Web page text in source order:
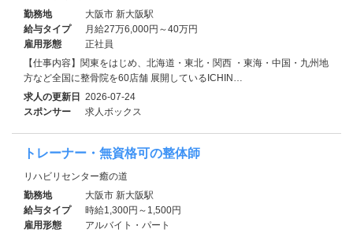
勤務地
大阪市 新大阪駅
給与タイプ
月給27万6,000円～40万円
雇用形態
正社員
【仕事内容】関東をはじめ、北海道・東北・関西 ・東海・中国・九州地
方など全国に整骨院を60店舗 展開しているICHIN…
求人の更新日 2026-07-24
スポンサー
求人ボックス
トレーナー・無資格可の整体師
リハビリセンター癒の道
勤務地
大阪市 新大阪駅
給与タイプ
時給1,300円～1,500円
雇用形態
アルバイト・パート